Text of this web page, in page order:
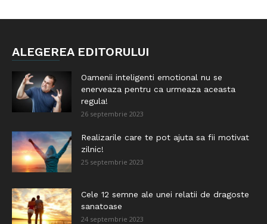
ALEGEREA EDITORULUI
Oamenii inteligenti emotional nu se
enerveaza pentru ca urmeaza aceasta
regula!
26 septembrie 2023
Realizarile care te pot ajuta sa fii motivat
zilnic!
25 septembrie 2023
Cele 12 semne ale unei relatii de dragoste
sanatoase
24 septembrie 2023